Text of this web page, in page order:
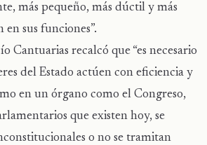
más pequeño, más dúctil y más
sus funciones”.
Cantuarias recalcó que “es necesario
del Estado actúen con eficiencia y
en un órgano como el Congreso,
que existen hoy, se
o no se tramitan